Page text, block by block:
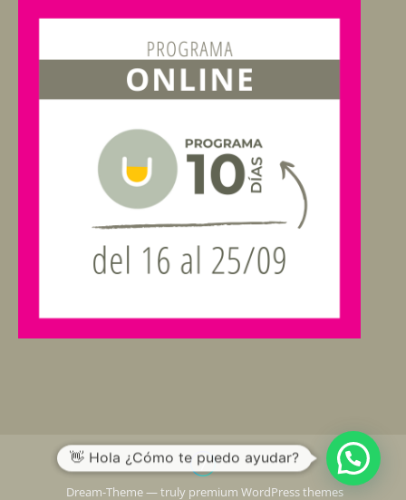
Dream-Theme — truly premium WordPress themes
👋 Hola ¿Cómo te puedo ayudar?